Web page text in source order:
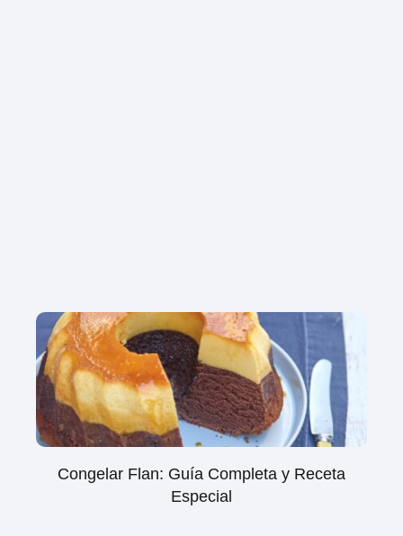
Congelar Flan: Guía Completa y Receta
Especial